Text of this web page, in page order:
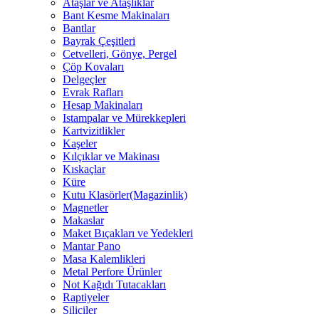
Ataşlar ve Ataşlıklar
Bant Kesme Makinaları
Bantlar
Bayrak Çeşitleri
Cetvelleri, Gönye, Pergel
Çöp Kovaları
Delgeçler
Evrak Rafları
Hesap Makinaları
Istampalar ve Mürekkepleri
Kartvizitlikler
Kaşeler
Kılçıklar ve Makinası
Kıskaçlar
Küre
Kutu Klasörler(Magazinlik)
Magnetler
Makaslar
Maket Bıçakları ve Yedekleri
Mantar Pano
Masa Kalemlikleri
Metal Perfore Ürünler
Not Kağıdı Tutacakları
Raptiyeler
Siliciler